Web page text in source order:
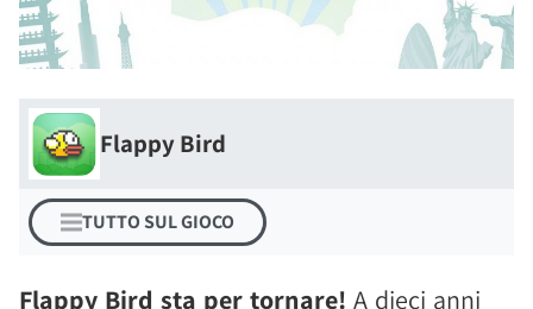
Flappy Bird
TUTTO SUL GIOCO
Flappy Bird sta per tornare! A dieci anni